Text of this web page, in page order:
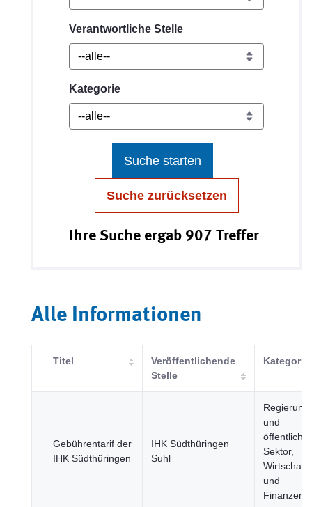
Verantwortliche Stelle
Kategorie
Suche starten
Suche zurücksetzen
Ihre Suche ergab 907 Treffer
Alle Informationen
Titel
Veröffentlichende
Stelle
Kategorie
Gebührentarif der
IHK Südthüringen
IHK Südthüringen
Suhl
Regierung
und
öffentlicher
Sektor,
Wirtschaft
und
Finanzen